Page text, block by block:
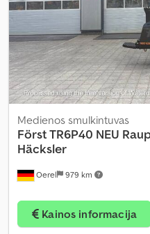
Oerel 979 km
Medienos smulkintuvas
Först TR6P40 NEU
Häcksler
Kainos informacija